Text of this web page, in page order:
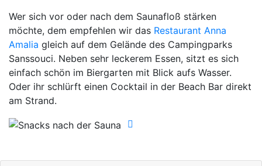
Wer sich vor oder nach dem Saunafloß stärken
möchte, dem empfehlen wir das Restaurant Anna
Amalia gleich auf dem Gelände des Campingparks
Sanssouci. Neben sehr leckerem Essen, sitzt es sich
einfach schön im Biergarten mit Blick aufs Wasser.
Oder ihr schlürft einen Cocktail in der Beach Bar direkt
am Strand.